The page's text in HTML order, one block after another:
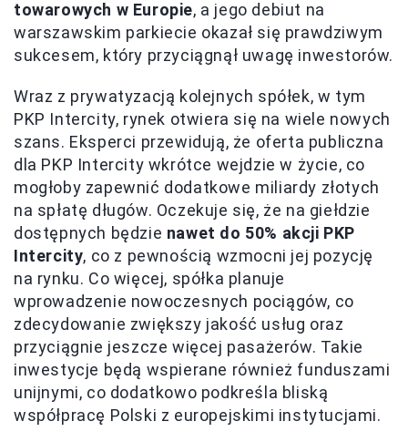
towarowych w Europie, a jego debiut na
warszawskim parkiecie okazał się prawdziwym
sukcesem, który przyciągnął uwagę inwestorów.
Wraz z prywatyzacją kolejnych spółek, w tym
PKP Intercity, rynek otwiera się na wiele nowych
szans. Eksperci przewidują, że oferta publiczna
dla PKP Intercity wkrótce wejdzie w życie, co
mogłoby zapewnić dodatkowe miliardy złotych
na spłatę długów. Oczekuje się, że na giełdzie
dostępnych będzie nawet do 50% akcji PKP
Intercity, co z pewnością wzmocni jej pozycję
na rynku. Co więcej, spółka planuje
wprowadzenie nowoczesnych pociągów, co
zdecydowanie zwiększy jakość usług oraz
przyciągnie jeszcze więcej pasażerów. Takie
inwestycje będą wspierane również funduszami
unijnymi, co dodatkowo podkreśla bliską
współpracę Polski z europejskimi instytucjami.